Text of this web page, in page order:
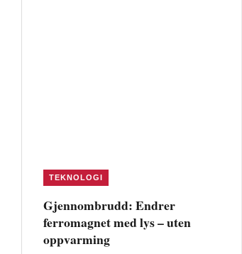
TEKNOLOGI
Gjennombrudd: Endrer
ferromagnet med lys – uten
oppvarming